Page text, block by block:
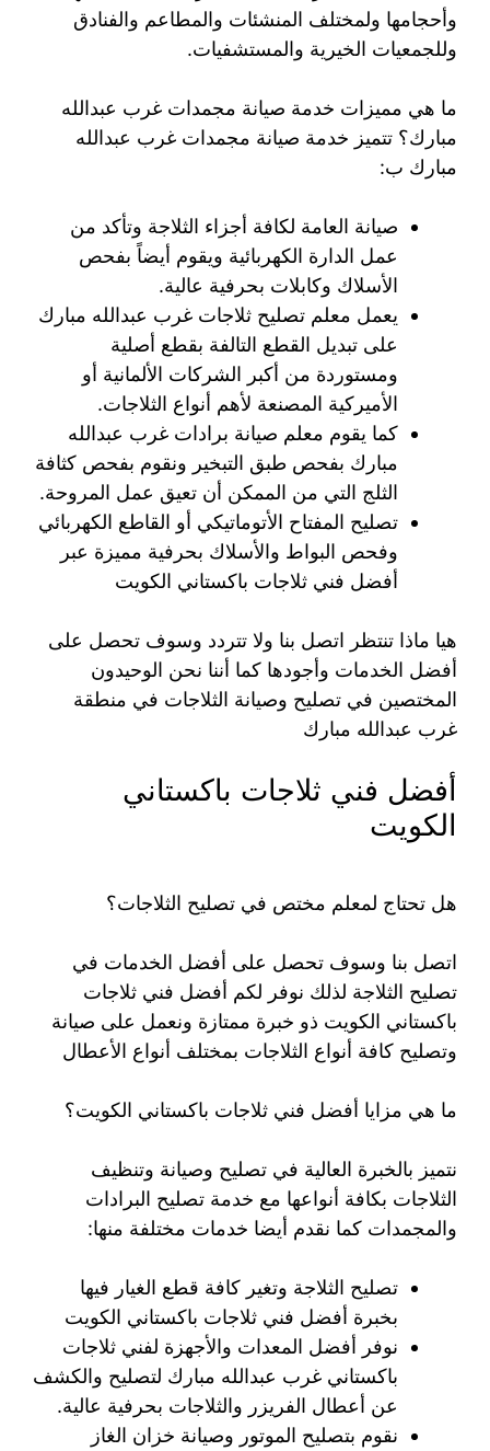
وأحجامها ولمختلف المنشئات والمطاعم والفنادق
وللجمعيات الخيرية والمستشفيات.
ما هي مميزات خدمة صيانة مجمدات غرب عبدالله
مبارك؟ تتميز خدمة صيانة مجمدات غرب عبدالله
مبارك ب:
صيانة العامة لكافة أجزاء الثلاجة وتأكد من
عمل الدارة الكهربائية ويقوم أيضاً بفحص
الأسلاك وكابلات بحرفية عالية.
يعمل معلم تصليح ثلاجات غرب عبدالله مبارك
على تبديل القطع التالفة بقطع أصلية
ومستوردة من أكبر الشركات الألمانية أو
الأميركية المصنعة لأهم أنواع الثلاجات.
كما يقوم معلم صيانة برادات غرب عبدالله
مبارك بفحص طبق التبخير ونقوم بفحص كثافة
الثلج التي من الممكن أن تعيق عمل المروحة.
تصليح المفتاح الأتوماتيكي أو القاطع الكهربائي
وفحص البواط والأسلاك بحرفية مميزة عبر
أفضل فني ثلاجات باكستاني الكويت
هيا ماذا تنتظر اتصل بنا ولا تتردد وسوف تحصل على
أفضل الخدمات وأجودها كما أننا نحن الوحيدون
المختصين في تصليح وصيانة الثلاجات في منطقة
غرب عبدالله مبارك
أفضل فني ثلاجات باكستاني
الكويت
هل تحتاج لمعلم مختص في تصليح الثلاجات؟
اتصل بنا وسوف تحصل على أفضل الخدمات في
تصليح الثلاجة لذلك نوفر لكم أفضل فني ثلاجات
باكستاني الكويت ذو خبرة ممتازة ونعمل على صيانة
وتصليح كافة أنواع الثلاجات بمختلف أنواع الأعطال
ما هي مزايا أفضل فني ثلاجات باكستاني الكويت؟
نتميز بالخبرة العالية في تصليح وصيانة وتنظيف
الثلاجات بكافة أنواعها مع خدمة تصليح البرادات
والمجمدات كما نقدم أيضا خدمات مختلفة منها:
تصليح الثلاجة وتغير كافة قطع الغيار فيها
بخبرة أفضل فني ثلاجات باكستاني الكويت
نوفر أفضل المعدات والأجهزة لفني ثلاجات
باكستاني غرب عبدالله مبارك لتصليح والكشف
عن أعطال الفريزر والثلاجات بحرفية عالية.
نقوم بتصليح الموتور وصيانة خزان الغاز